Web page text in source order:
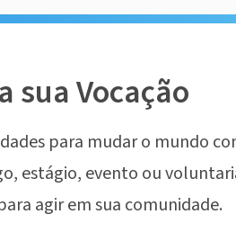
sua Vocação
para mudar o mundo
estágio, evento ou
agir em sua comunidade.